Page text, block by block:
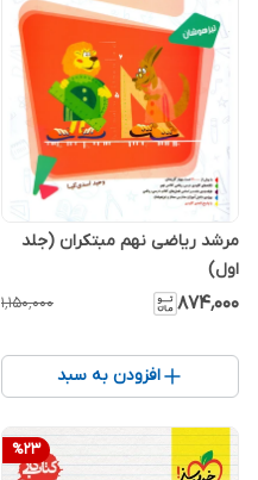
مرشد ریاضی نهم مبتکران (جلد
اول)
۸۷۴٬۰۰۰ ۱٬۱۵۰٬۰۰۰
افزودن به سبد
%23